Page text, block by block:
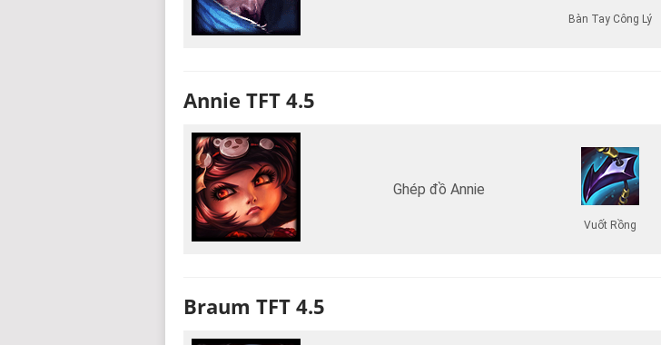
Bàn Tay Công Lý
Annie TFT 4.5
Ghép đồ Annie
Vuốt Rồng
Braum TFT 4.5